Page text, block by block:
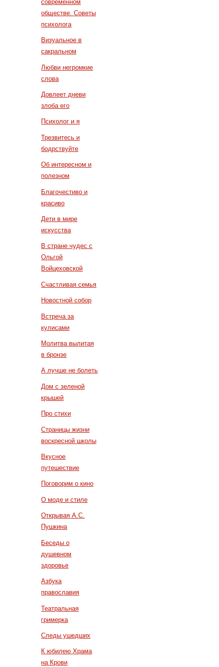
современном
обществе. Советы
психолога
Визуальное в
сакральном
Любви негромкие
слова
Довлеет дневи
злоба его
Психолог и я
Трезвитесь и
бодрствуйте
Об интересном и
полезном
Благочестиво и
красиво
Дети в мире
искусства
В стране чудес с
Ольгой
Войцеховской
Счастливая семья
Новостной собор
Встреча за
кулисами
Молитва вылитая
в бронзе
А лучше не болеть
Дом с зеленой
крышей
Про стихи
Страницы жизни
воскресной школы
Вкусное
путешествие
Поговорим о кино
О моде и стиле
Открывая А.С.
Пушкина
Беседы о
душевном
здоровье
Азбука
православия
Театральная
гримерка
Следы ушедших
К юбилею Храма
на Крови